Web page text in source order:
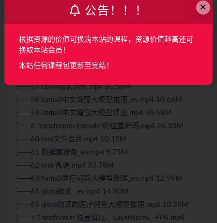
├──51 ollama介绍.mp4 2.91M
├──53 llama3推理.mp4 59.85M
├──54 vLLM部署llama3.mp4 55.12M
├──55 llama_factory介绍.mp4 10.10M
├──57 LoRA微调训练.mp4 80.50M
├──58 llama3中文增强大模型推理_ev.mp4 10.66M
├──59 llama3中文增强大模型评估.mp4 30.58M
├──6 Transformer Encoder的位置编码.mp4 36.50M
├──60 lora文件合并.mp4 10.15M
├──61 数据集准备_ev.mp4 9.75M
├──62 lora 微调.mp4 33.78M
├──63 llama3医疗问答大模型推理_ev.mp4 12.94M
├──64 qlora微调 _ev.mp4 14.90M
├──65 qlora微调的医疗问答大模型推理.mp4 10.38M
├──7 Transformer 残差链接、LayerNorm、FFN.mp4
×
公告！！！
根据资源的价值可换购本站的课程，资源价值越高还可
换取本站会员！
本站任何课程包更新至完结！